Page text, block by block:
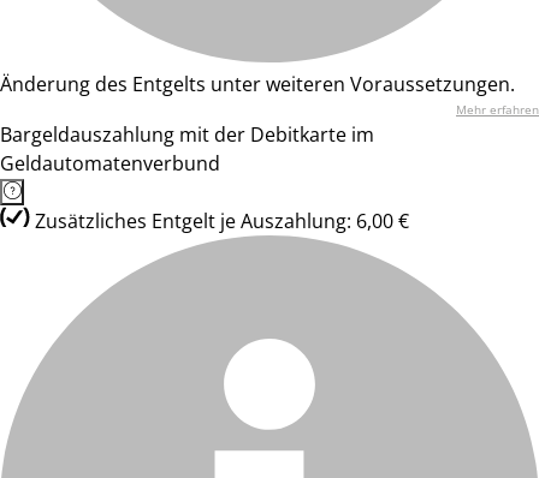
Änderung des Entgelts unter weiteren Voraussetzungen.
Mehr erfahren
Bargeldauszahlung mit der Debitkarte im
Geldautomatenverbund
Zusätzliches Entgelt je Auszahlung: 6,00 €